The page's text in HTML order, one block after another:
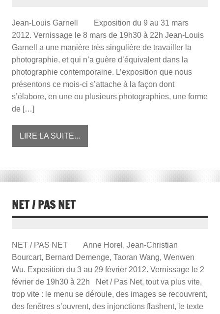
Jean-Louis Garnell Exposition du 9 au 31 mars
2012. Vernissage le 8 mars de 19h30 à 22h Jean-Louis
Garnell a une manière très singulière de travailler la
photographie, et qui n’a guère d’équivalent dans la
photographie contemporaine. L’exposition que nous
présentons ce mois-ci s’attache à la façon dont
s’élabore, en une ou plusieurs photographies, une forme
de […]
LIRE LA SUITE...
NET / PAS NET
NET / PAS NET Anne Horel, Jean-Christian
Bourcart, Bernard Demenge, Taoran Wang, Wenwen
Wu. Exposition du 3 au 29 février 2012. Vernissage le 2
février de 19h30 à 22h Net / Pas Net, tout va plus vite,
trop vite : le menu se déroule, des images se recouvrent,
des fenêtres s’ouvrent, des injonctions flashent, le texte